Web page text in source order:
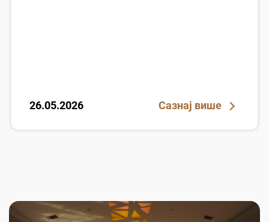
26.05.2026 Сазнај више